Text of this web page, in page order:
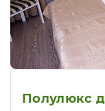
Полулюкс